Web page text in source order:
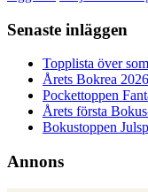
Senaste inläggen
Topplista över
Årets Bokrea
Pockettoppen
Årets första
Bokustoppen
Annons